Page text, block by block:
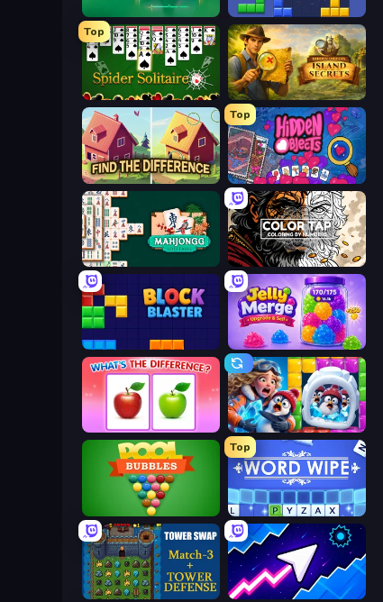
Piles of Mahjong Blocks and that’s it
Top
Spider Solitaire Hidden Objects: Island Secrets
Find The Difference
Top
Hidden Objects
Mahjongg Solitaire Color Tap: Coloring by Numbers
Block Blaster Jelly Merge: Upgrade & Sell
What's The Difference? Captain Blast
Pool Bubbles
Top
Word Wipe
Tower Swap Space Waves